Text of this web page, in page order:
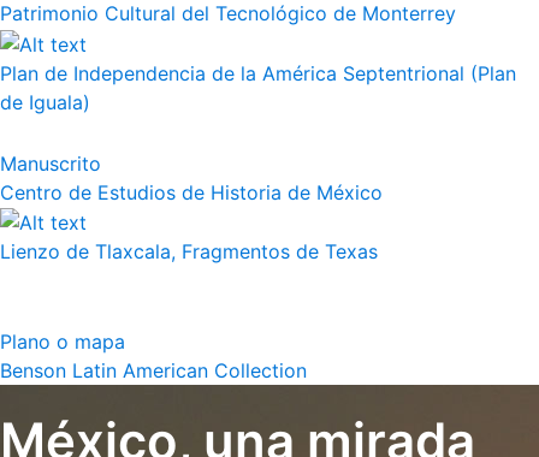
Patrimonio Cultural del Tecnológico de Monterrey
Plan de Independencia de la América Septentrional (Plan
de Iguala)
Manuscrito
Centro de Estudios de Historia de México
Lienzo de Tlaxcala, Fragmentos de Texas
Plano o mapa
Benson Latin American Collection
México, una mirada